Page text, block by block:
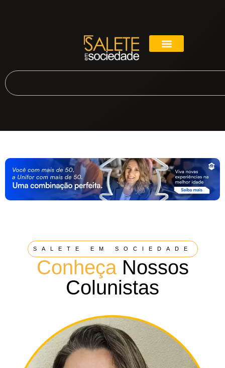
SALETE EM SOCIEDADE
Conheça Nossos
Colunistas